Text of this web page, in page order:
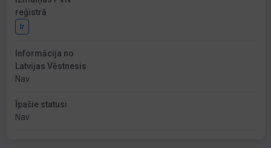
reģistrā
Ir
Informācija no
Latvijas Vēstnesis
Nav
Īpašie statusi
Nav